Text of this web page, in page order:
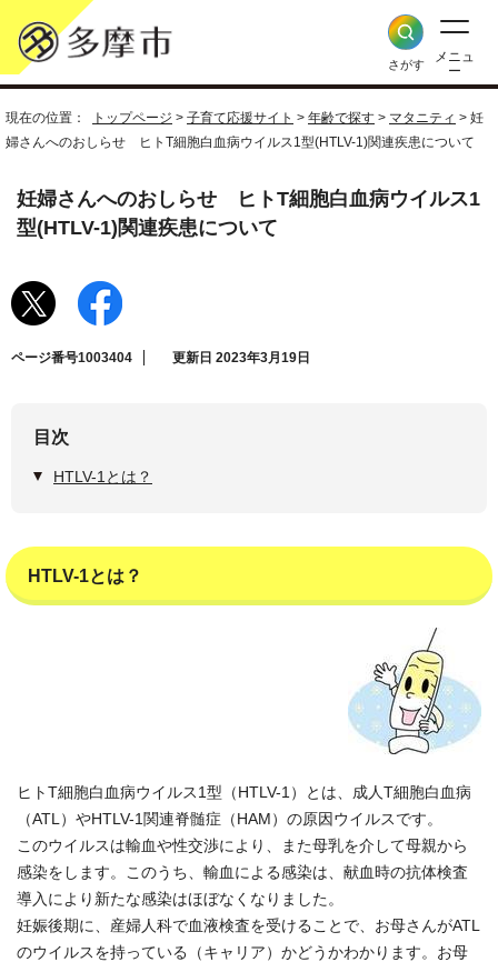
さがす
メニュ
ー
現在の位置： トップページ > 子育て応援サイト > 年齢で探す > マタニティ > 妊
婦さんへのおしらせ ヒトT細胞白血病ウイルス1型(HTLV-1)関連疾患について
妊婦さんへのおしらせ ヒトT細胞白血病ウイルス1
型(HTLV-1)関連疾患について
ページ番号1003404 更新日 2023年3月19日
目次
HTLV-1とは？
HTLV-1とは？
ヒトT細胞白血病ウイルス1型（HTLV-1）とは、成人T細胞白血病
（ATL）やHTLV-1関連脊髄症（HAM）の原因ウイルスです。
このウイルスは輸血や性交渉により、また母乳を介して母親から
感染をします。このうち、輸血による感染は、献血時の抗体検査
導入により新たな感染はほぼなくなりました。
妊娠後期に、産婦人科で血液検査を受けることで、お母さんがATL
のウイルスを持っている（キャリア）かどうかわかります。お母